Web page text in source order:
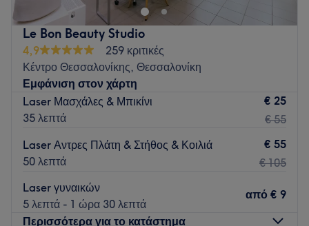
καρδιά της Θεσσαλονίκης και είναι το ιδανικό spot για λίγη
απαραίτητη self-care.
Go to venue
Le Bon Beauty Studio
4,9
259 κριτικές
Κέντρο Θεσσαλονίκης, Θεσσαλονίκη
Εμφάνιση στον χάρτη
Laser Μασχάλες & Μπικίνι
35 λεπτά
€ 25
€ 55
Laser Αντρες Πλάτη & Στήθος & Κοιλιά
50 λεπτά
€ 55
€ 105
Laser γυναικών
5 λεπτά - 1 ώρα 30 λεπτά
από € 9
Περισσότερα για το κατάστημα